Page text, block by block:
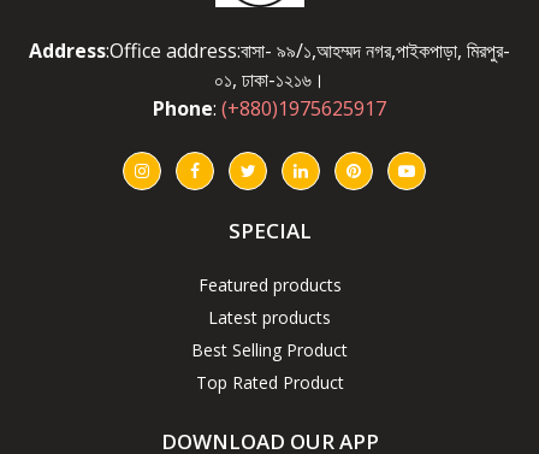
Address:Office address:বাসা- ৯৯/১,আহম্মদ নগর,পাইকপাড়া, মিরপুর-
০১, ঢাকা-১২১৬।
Phone: (+880)1975625917
SPECIAL
Featured products
Latest products
Best Selling Product
Top Rated Product
DOWNLOAD OUR APP